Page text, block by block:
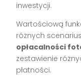
inwestycji.
Wartościową
różnych
opłacalności
zestawienie
płatności.